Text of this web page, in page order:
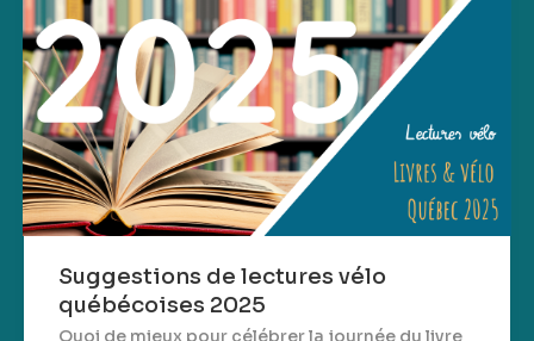
Suggestions de lectures vélo
québécoises 2025
Quoi de mieux pour célébrer la journée du livre